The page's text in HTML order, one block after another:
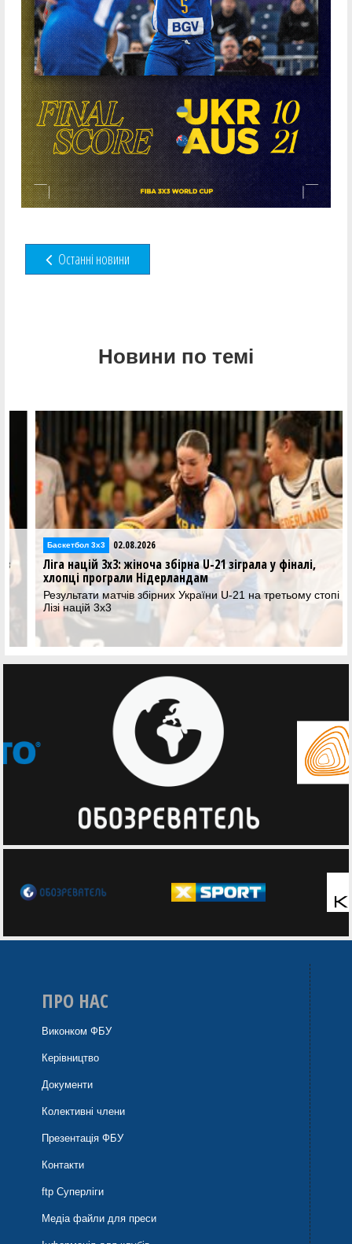
Останні новини
Новини по темі
Баскетбол 3х3 02.08.2026
Ліга націй 3х3: жіноча збірна U-21 зіграла у фіналі,
хлопці програли Нідерландам
Результати матчів збірних України U-21 на третьому стопі у
Лізі націй 3х3
ПРО НАС
Виконком ФБУ
Керівництво
Документи
Колективні члени
Презентація ФБУ
Контакти
ftp Суперліги
Медіа файли для преси